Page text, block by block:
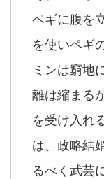
ペギに腹を
を使いペギ
ミンは窮地
離は縮まる
を受け入れ
は、政略結
るべく武芸